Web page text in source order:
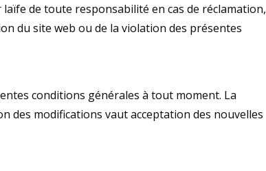
de toute responsabilité en cas de réclamation,
du site web ou de la violation des présentes
conditions générales à tout moment. La
des modifications vaut acceptation des nouvelles